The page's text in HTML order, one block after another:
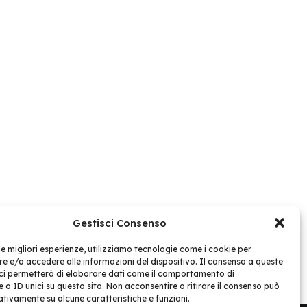
Gestisci Consenso
migliori esperienze, utilizziamo tecnologie come i cookie per
e/o accedere alle informazioni del dispositivo. Il consenso a queste
permetterà di elaborare dati come il comportamento di
o ID unici su questo sito. Non acconsentire o ritirare il consenso può
su alcune caratteristiche e funzioni.